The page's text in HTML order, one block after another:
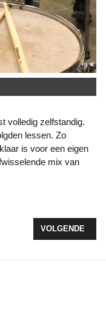
lessen. Zo
is voor een eigen
mix van
FESTIVAL:
VOLGENDE
VOLGENDE